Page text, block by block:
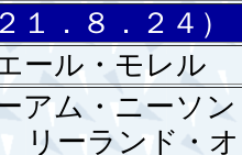
１．８．２４）
ル・モレル
ム・ニーソ
ーランド・